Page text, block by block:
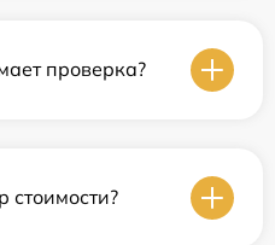
проверка?
стоимости?